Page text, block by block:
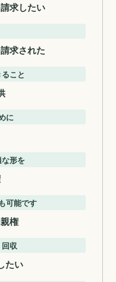
求したい
求された
こと
に
形を
可能です
権
収
たい